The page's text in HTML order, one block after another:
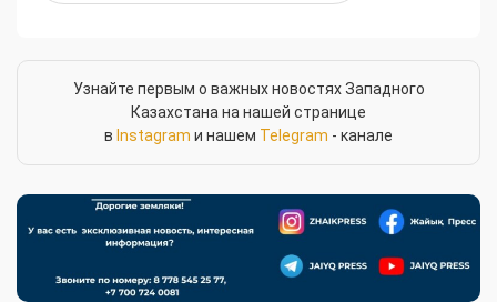
Узнайте первым о важных новостях Западного
Казахстана на нашей странице
в Instagram и нашем Telegram - канале